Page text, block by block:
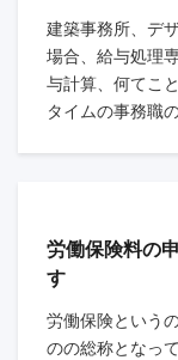
建築事務所、デ
場合、給与処理
与計算、何てこ
タイムの事務職
労働保険料の
す
労働保険という
のの総称となっ